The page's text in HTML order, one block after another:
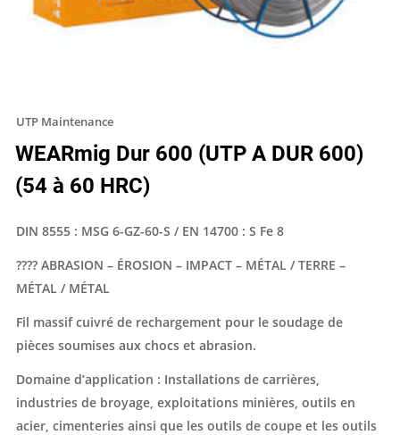
UTP Maintenance
WEARmig Dur 600 (UTP A DUR 600)
(54 à 60 HRC)
DIN 8555 : MSG 6-GZ-60-S / EN 14700 : S Fe 8
???? ABRASION – ÉROSION – IMPACT – MÉTAL / TERRE –
MÉTAL / MÉTAL
Fil massif cuivré de rechargement pour le soudage de
pièces soumises aux chocs et abrasion.
Domaine d’application : Installations de carrières,
industries de broyage, exploitations minières, outils en
acier, cimenteries ainsi que les outils de coupe et les outils